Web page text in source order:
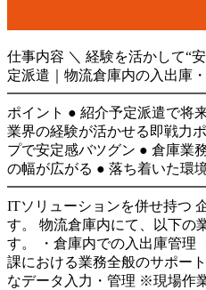
仕事内容 ＼ 経験を活かして“
定派遣｜物流倉庫内の入出庫
━━━━━━━━━━━━━━━ ◆
ポイント ● 紹介予定派遣で将
業界の経験が活かせる即戦力
プで安定感バツグン ● 倉庫業
の幅が広がる ● 落ち着いた環
━━━━━━━━━━━━━━━ ◆
ITソリューションを併せ持つ
す。 物流倉庫内にて、以下の
す。 ・倉庫内での入出庫管理
課における業務全般のサポー
なデータ入力・管理 ※現場作